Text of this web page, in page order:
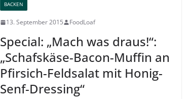
BACKEN
13. September 2015 FoodLoaf
Special: „Mach was draus!“:
„Schafskäse-Bacon-Muffin an
Pfirsich-Feldsalat mit Honig-
Senf-Dressing“